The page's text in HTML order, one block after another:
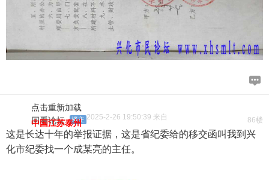
点击重新加载
86楼
回看论坛 楼主 2025-2-26 19:50:39 来自
中国江苏泰州
这是长达十年的举报证据，这是省纪委给的移交函叫我到兴
化市纪委找一个成某亮的主任。